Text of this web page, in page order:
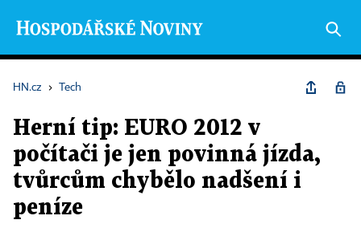
HN.cz › Tech
Herní tip: EURO 2012 v
počítači je jen povinná jízda,
tvůrcům chybělo nadšení i
peníze